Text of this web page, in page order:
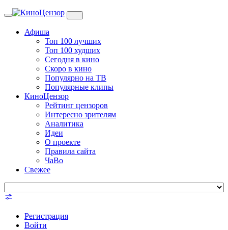
Toggle
Афиша
Топ 100 лучших
Топ 100 худших
Сегодня в кино
Скоро в кино
Популярно на ТВ
Популярные клипы
КиноЦензор
Рейтинг цензоров
Интересно зрителям
Аналитика
Идеи
О проекте
Правила сайта
ЧаВо
Свежее
Регистрация
Войти